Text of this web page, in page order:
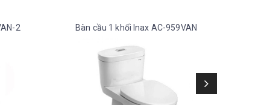
2 Bàn cầu 1 khối Inax AC-959VAN